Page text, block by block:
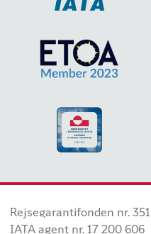
Rejsegarantifonden nr. 351
IATA agent nr. 17 200 606